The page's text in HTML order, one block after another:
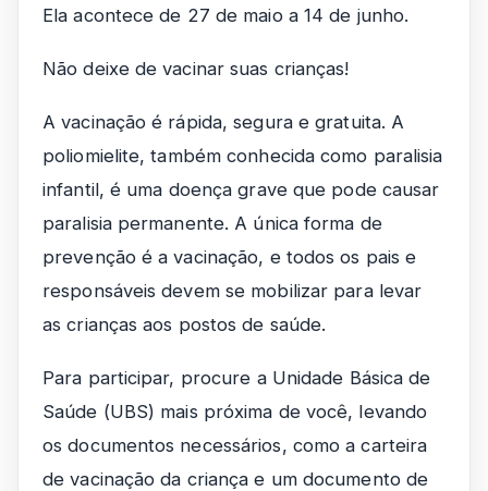
Ela acontece de 27 de maio a 14 de junho.
Não deixe de vacinar suas crianças!
A vacinação é rápida, segura e gratuita. A
poliomielite, também conhecida como paralisia
infantil, é uma doença grave que pode causar
paralisia permanente. A única forma de
prevenção é a vacinação, e todos os pais e
responsáveis devem se mobilizar para levar
as crianças aos postos de saúde.
Para participar, procure a Unidade Básica de
Saúde (UBS) mais próxima de você, levando
os documentos necessários, como a carteira
de vacinação da criança e um documento de